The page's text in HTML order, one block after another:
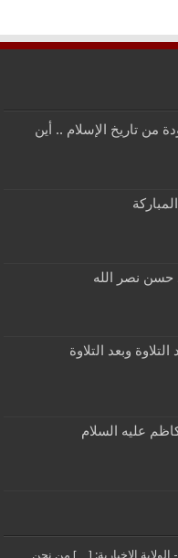
مفقودة من تاريخ الإسلام .. أين
حسن نصر الله
وبعد التلاوة
عليه السلام
الولاية الاخبارية: […] من نحن